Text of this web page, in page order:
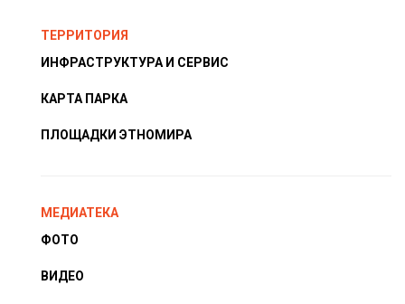
ТЕРРИТОРИЯ
ИНФРАСТРУКТУРА И СЕРВИС
КАРТА ПАРКА
ПЛОЩАДКИ ЭТНОМИРА
МЕДИАТЕКА
ФОТО
ВИДЕО